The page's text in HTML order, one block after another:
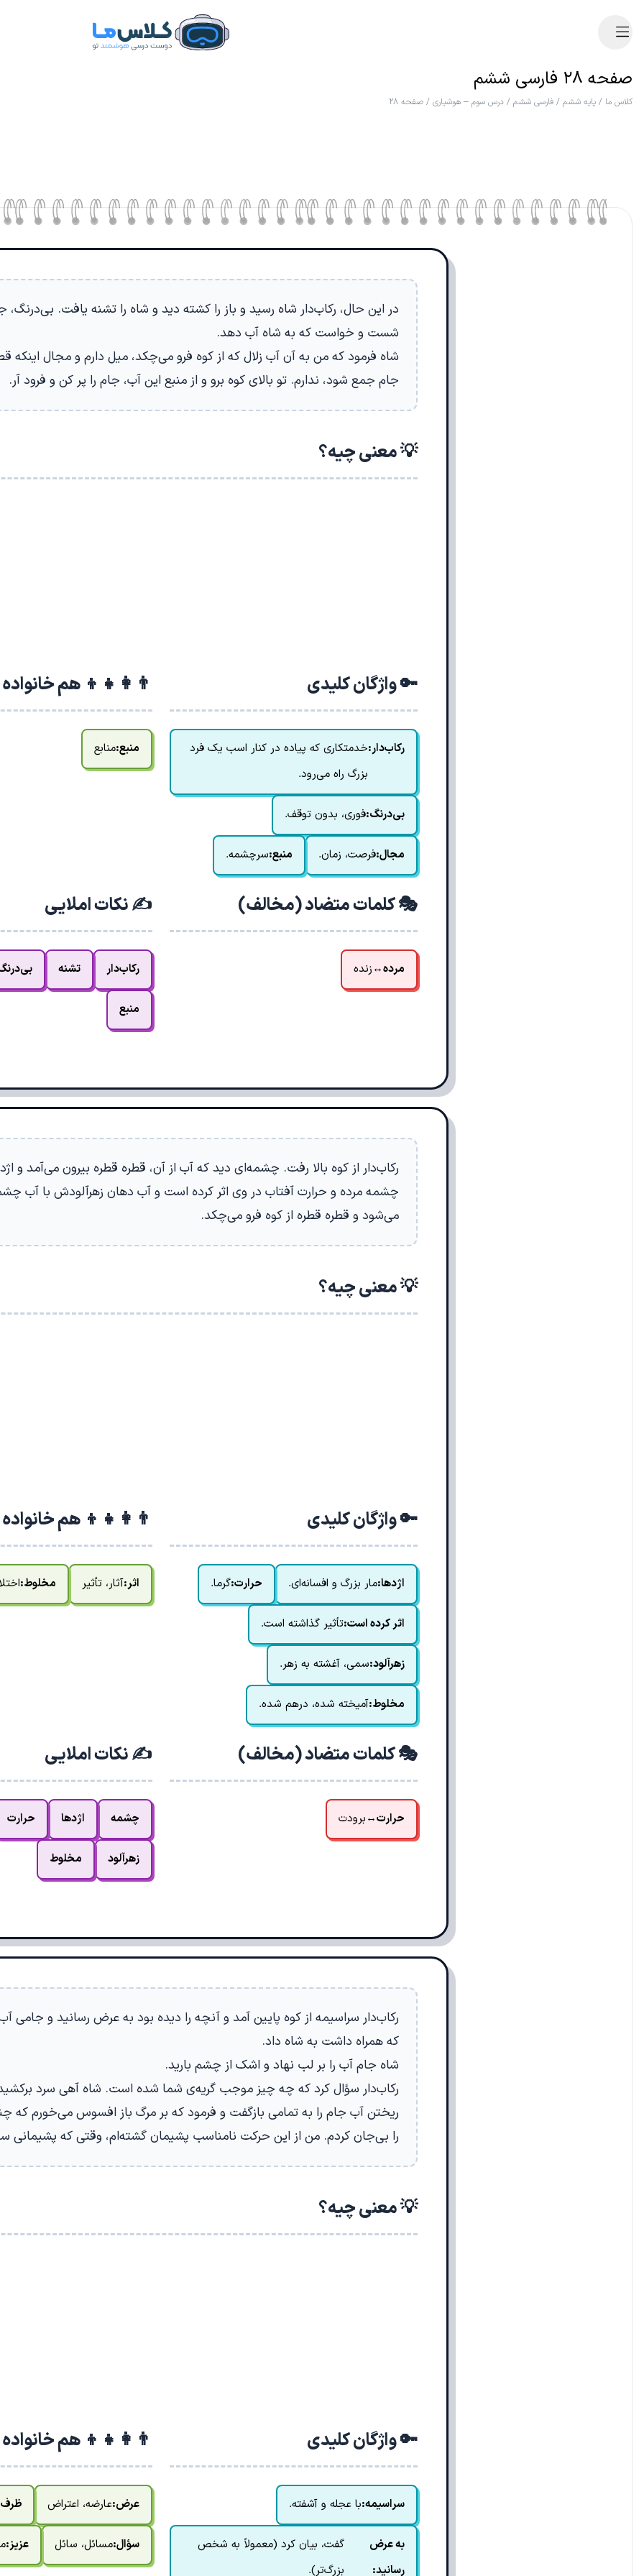
صفحه ۲۸ فارسی ششم
کلاس ما / پایه ششم / فارسی ششم / درس سوم – هوشیاری / صفحه ۲۸
در این حال، رکاب‌دار شاه رسید و باز را کشته دید و شاه را تشنه یافت. بی‌درنگ،
شست و خواست که به شاه آب دهد.
شاه فرمود که من به آن آب زلال که از کوه فرو می‌چکد، میل دارم و مجال اینکه
جام جمع شود، ندارم. تو بالای کوه برو و از منبع این آب، جام را پر کن و فرود آر.
💡 معنی چیه؟
🔑 واژگان کلیدی
رکاب‌دار:خدمتکاری که پیاده در کنار اسب یک فرد
بزرگ راه می‌رود.
بی‌درنگ:فوری، بدون توقف.
مجال:فرصت، زمان. منبع:سرچشمه.
👨‍👩‍👧‍👦 هم خانواده
منبع:منابع
🎭 کلمات متضاد (مخالف)
مرده↔زنده
✍️ نکات املایی
رکاب‌دار تشنه
منبع
رکاب‌دار از کوه بالا رفت. چشمه‌ای دید که آب از آن، قطره قطره بیرون می‌آمد و
چشمه مرده و حرارت آفتاب در وی اثر کرده است و آب دهان زهرآلودش با آب
می‌شود و قطره قطره از کوه فرو می‌چکد.
💡 معنی چیه؟
🔑 واژگان کلیدی
اژدها:مار بزرگ و افسانه‌ای. حرارت:گرما.
اثر کرده است:تأثیر گذاشته است.
زهرآلود:سمی، آغشته به زهر.
مخلوط:آمیخته شده، درهم شده.
👨‍👩‍👧‍👦 هم خانواده
اثر:آثار، تأثیر مخلوط:
🎭 کلمات متضاد (مخالف)
حرارت↔برودت
✍️ نکات املایی
چشمه اژدها حرارت
زهرآلود مخلوط
رکاب‌دار سراسیمه از کوه پایین آمد و آنچه را دیده بود به عرض رسانید و جامی
که همراه داشت به شاه داد.
شاه جام آب را بر لب نهاد و اشک از چشم بارید.
رکاب‌دار سؤال کرد که چه چیز موجب گریه‌ی شما شده است. شاه آهی سرد
ریختن آب جام را به تمامی بازگفت و فرمود که بر مرگ باز افسوس می‌خورم که
را بی‌جان کردم. من از این حرکت نامناسب پشیمان گشته‌ام، وقتی که پشیمانی
💡 معنی چیه؟
🔑 واژگان کلیدی
سراسیمه:با عجله و آشفته.
به عرض
رسانید:
گفت، بیان کرد (معمولاً به شخص
بزرگ‌تر).
👨‍👩‍👧‍👦 هم خانواده
عرض:عارضه، اعتراض
سؤال:مسائل، سائل عزیز: